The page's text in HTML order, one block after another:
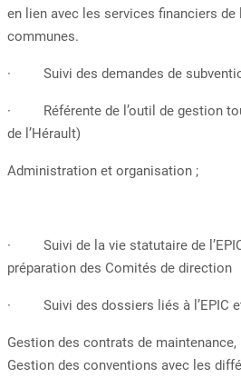
en lien avec les services financiers de
communes.
· Suivi des demandes de
· Référente de l’outil de gestion
de l’Hérault)
Administration et organisation ;
· Suivi de la vie statutaire de
préparation des Comités de direction
· Suivi des dossiers liés à l’EPIC et
Gestion des contrats de maintenance,
Gestion des conventions avec les